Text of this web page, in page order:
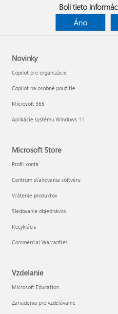
Boli tieto
Áno
Novinky
Copilot pre organizácie
Copilot na osobné použitie
Microsoft 365
Aplikácie systému Windows 11
Microsoft Store
Profil konta
Centrum sťahovania softvéru
Vrátenie produktov
Sledovanie objednávok
Recyklácia
Commercial Warranties
Vzdelanie
Microsoft Education
Zariadenia pre vzdelávanie